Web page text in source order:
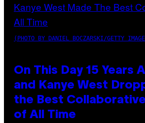
(PHOTO BY DANIEL BOCZARSKI/GETTY
On This Day 15 Years
and Kanye West
the Best
of All Time